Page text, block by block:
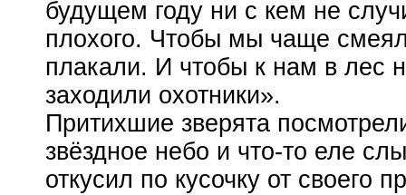
будущем году ни с кем не
плохого. Чтобы мы чаще
плакали. И чтобы к нам в лес
заходили охотники».
Притихшие зверята
звёздное небо и что-то еле
откусил по кусочку от своего